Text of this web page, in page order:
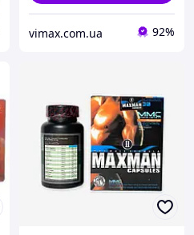
vimax.com.ua 92%